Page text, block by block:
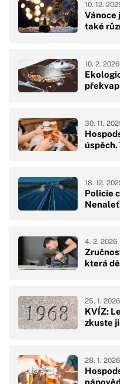
Vánoce
také
10. 12.
10. 2. 2026
30. 11.
Policie
18. 12.
která
4. 2. 2026
KVÍZ:
zkuste
25. 1. 2026
28. 1. 2026